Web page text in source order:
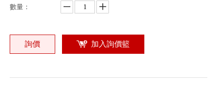
數量：
詢價 加入詢價籃